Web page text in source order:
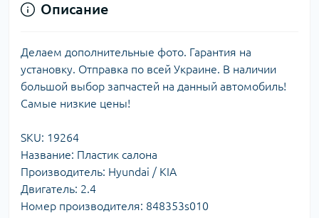
Описание
Делаем дополнительные фото. Гарантия на
установку. Отправка по всей Украине. В наличии
большой выбор запчастей на данный автомобиль!
Самые низкие цены!
SKU: 19264
Название: Пластик салона
Производитель: Hyundai / KIA
Двигатель: 2.4
Номер производителя: 848353s010